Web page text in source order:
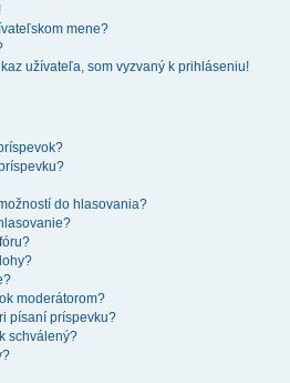
mene?
užívateľa, som vyzvaný k prihláseniu!
do hlasovania?
moderátorom?
písaní príspevku?
schválený?